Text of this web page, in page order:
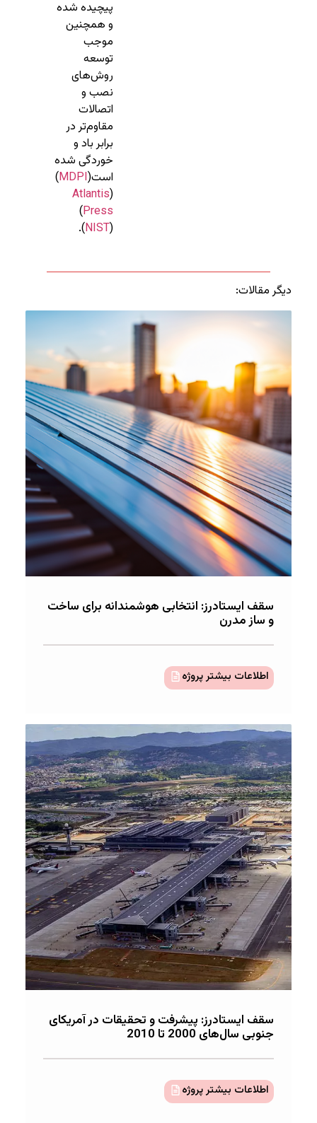
پیچیده شده
و همچنین
موجب
توسعه
روش‌های
نصب و
اتصالات
مقاوم‌تر در
برابر باد و
خوردگی شده
است​(
MDPI
)
(
Atlantis
Press
)
(
NIST
)
.
دیگر مقالات:
سقف ایستادرز: انتخابی هوشمندانه برای ساخت
و ساز مدرن
اطلاعات بیشتر پروژه
سقف ایستادرز: پیشرفت‌ و تحقیقات در آمریکای
جنوبی سال‌های 2000 تا 2010
اطلاعات بیشتر پروژه